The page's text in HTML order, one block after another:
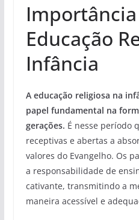
Educação
Infância
A educação religiosa na
papel fundamental na
gerações. É nesse período
receptivas e abertas a
valores do Evangelho. Os
a responsabilidade de
cativante, transmitindo a
maneira acessível e